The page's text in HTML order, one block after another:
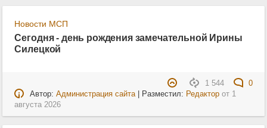
Новости МСП
Сегодня - день рождения замечательной Ирины
Силецкой
1 544
0
Автор: Администрация сайта| Разместил: Редакторот 1
августа 2026